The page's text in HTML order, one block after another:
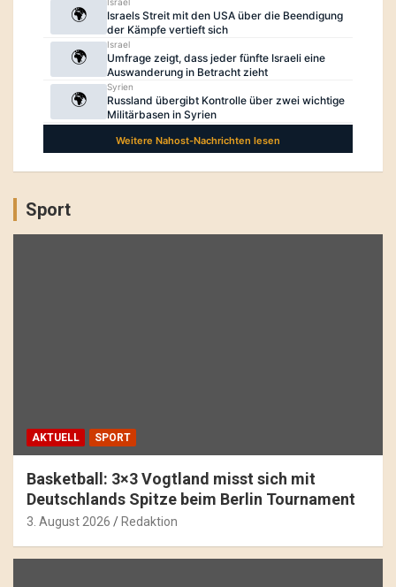
Sport
AKTUELL SPORT
Basketball: 3×3 Vogtland misst sich mit
Deutschlands Spitze beim Berlin Tournament
3. August 2026 Redaktion